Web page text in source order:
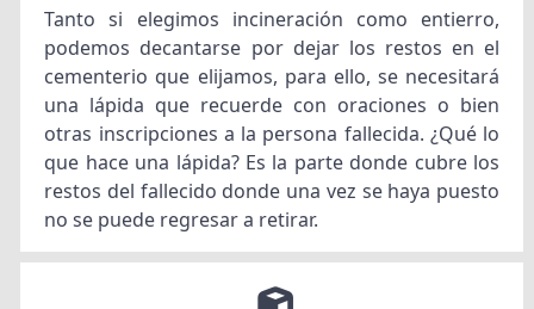
Tanto si elegimos incineración como entierro,
podemos decantarse por dejar los restos en el
cementerio que elijamos, para ello, se necesitará
una lápida que recuerde con oraciones o bien
otras inscripciones a la persona fallecida. ¿Qué lo
que hace una lápida? Es la parte donde cubre los
restos del fallecido donde una vez se haya puesto
no se puede regresar a retirar.